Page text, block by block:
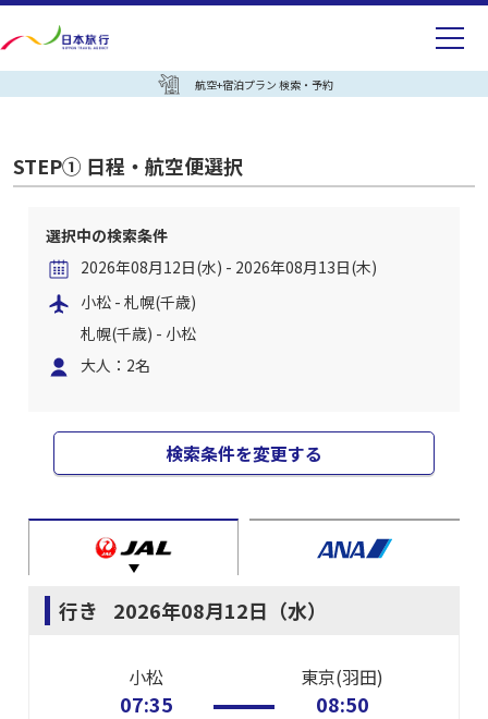
航空+宿泊プラン 検索・予約
STEP① 日程・航空便選択
選択中の検索条件
2026年08月12日(水) - 2026年08月13日(木)
小松 - 札幌(千歳)
札幌(千歳) - 小松
大人：2名
検索条件を変更する
行き 2026年08月12日（水）
小松
07:35
東京(羽田)
08:50